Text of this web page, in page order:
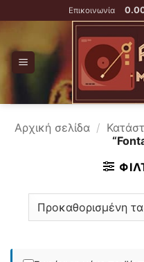
to
Επικοινωνία
Αρχική σελίδα /